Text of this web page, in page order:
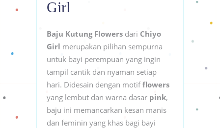
Girl
Baju Kutung Flowers dari Chiyo
Girl merupakan pilihan sempurna
untuk bayi perempuan yang ingin
tampil cantik dan nyaman setiap
hari. Didesain dengan motifflowers
yang lembut dan warna dasar pink,
baju ini memancarkan kesan manis
dan feminin yang khas bagi bayi